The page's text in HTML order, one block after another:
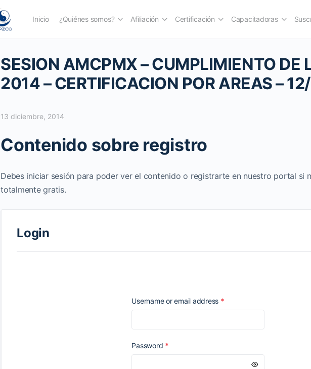
Inicio ¿Quiénes somos? Afiliación Certificación Capacitadoras
SESION AMCPMX – CUMPLIMIENTO DE
2014 – CERTIFICACION POR AREAS –
13 diciembre, 2014
Contenido sobre registro
Debes iniciar sesión para poder ver el contenido o registrarte en nuestro portal si
totalmente gratis.
Login
Username or email address *Required
Password *Required